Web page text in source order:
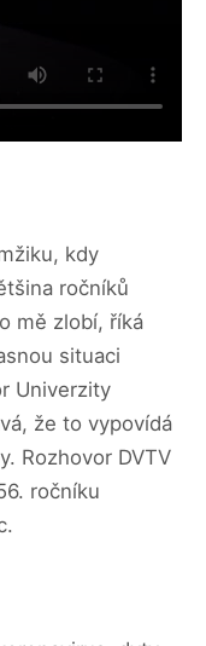
kdy
ročníků
mě zlobí, říká
situaci
Univerzity
že to vypovídá
Rozhovor DVTV
ročníku